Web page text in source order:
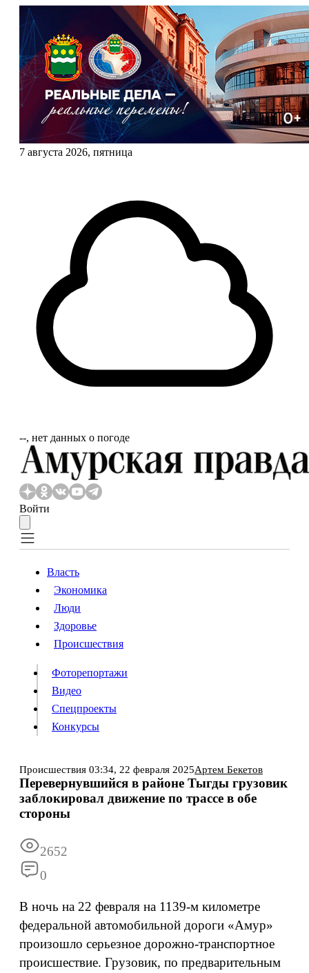
7 августа 2026, пятница
‐‐, нет данных о погоде
Войти
Власть
Происшествия
Видео
Конкурсы
Информация Подписка Все новости
Власть
Экономика
Люди
Здоровье
Происшествия
Фоторепортажи
Видео
Спецпроекты
Конкурсы
Происшествия 03:34, 22 февраля 2025Артем Бекетов
Перевернувшийся в районе Тыгды грузовик
заблокировал движение по трассе в обе
стороны
2652
0
В ночь на 22 февраля на 1139-м километре
федеральной автомобильной дороги «Амур»
произошло серьезное дорожно-транспортное
происшествие. Грузовик, по предварительным